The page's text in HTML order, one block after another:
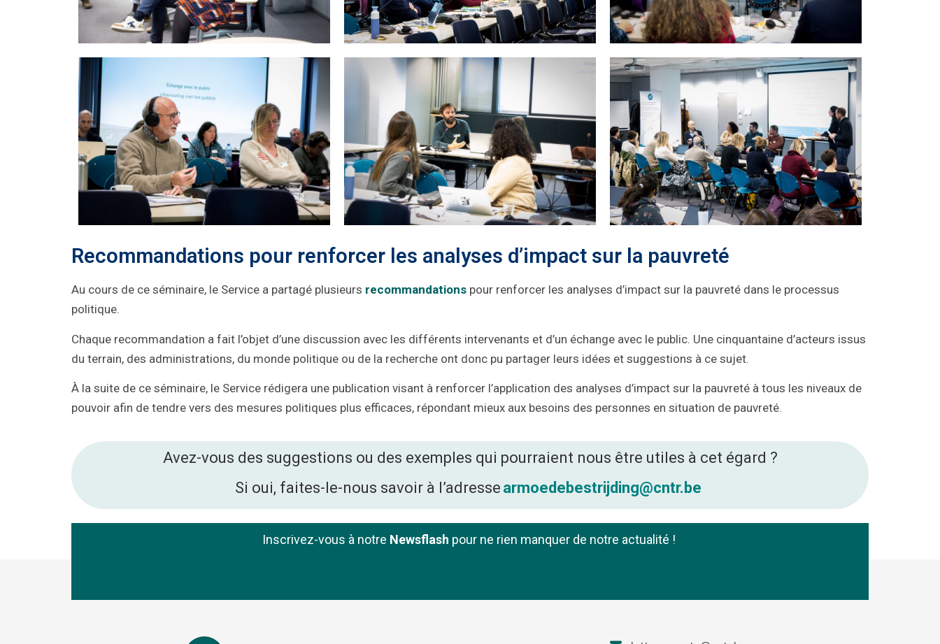
Recommandations pour renforcer les analyses d’impact sur la pauvreté
Au cours de ce séminaire, le Service a partagé plusieurs recommandations pour renforcer les analyses d’impact sur la pauvreté dans le processus
politique.
Chaque recommandation a fait l’objet d’une discussion avec les différents intervenants et d’un échange avec le public. Une cinquantaine d’acteurs issus
du terrain, des administrations, du monde politique ou de la recherche ont donc pu partager leurs idées et suggestions à ce sujet.
À la suite de ce séminaire, le Service rédigera une publication visant à renforcer l’application des analyses d’impact sur la pauvreté à tous les niveaux de
pouvoir afin de tendre vers des mesures politiques plus efficaces, répondant mieux aux besoins des personnes en situation de pauvreté.
Avez-vous des suggestions ou des exemples qui pourraient nous être utiles à cet égard ?
Si oui, faites-le-nous savoir à l’adresse armoedebestrijding@cntr.be
Inscrivez-vous à notre Newsflash pour ne rien manquer de notre actualité !